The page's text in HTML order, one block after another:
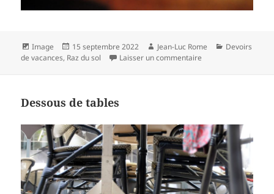
Format
Image
Publié
le
15 septembre 2022 Auteur
Jean-Luc Rome Catégories
Devoirs
de vacances, Raz du sol Laisser un commentaire
Dessous de tables